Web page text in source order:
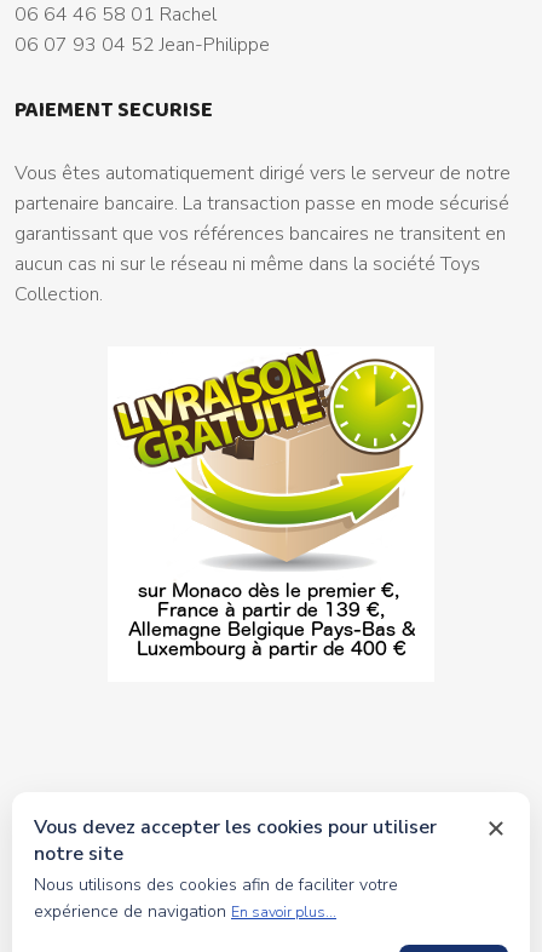
06 64 46 58 01 Rachel
06 07 93 04 52 Jean-Philippe
PAIEMENT SECURISE
Vous êtes automatiquement dirigé vers le serveur de notre
partenaire bancaire. La transaction passe en mode sécurisé
garantissant que vos références bancaires ne transitent en
aucun cas ni sur le réseau ni même dans la société Toys
Collection.
© 2026 tous droits réservés Toyscollection. Réalisation
oceanesoft.com
Vous devez accepter les cookies pour utiliser
notre site
Nous utilisons des cookies afin de faciliter votre
expérience de navigation En savoir plus...